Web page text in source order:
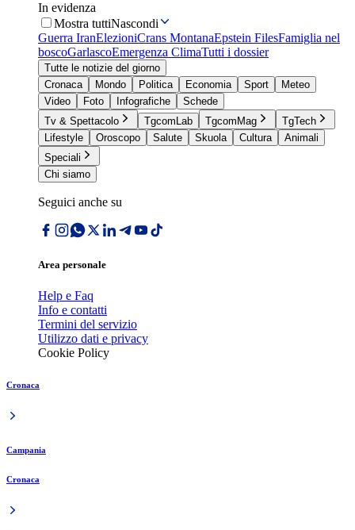
In evidenza
Mostra tuttiNascondi
Guerra IranElezioniCrans MontanaEpstein FilesFamiglia nel
boscoGarlascoEmergenza ClimaTutti i dossier
Tutte le notizie del giorno
Cronaca
Mondo Politica Economia Sport
Meteo
Video
Foto Infografiche
Schede
Tv & Spettacolo
TgcomLab TgcomMag
TgTech
Lifestyle
Oroscopo Salute Skuola Cultura
Animali
Speciali
Chi siamo
Seguici anche su
Area personale
Help e Faq
Info e contatti
Termini del servizio
Utilizzo dati e privacy
Cookie Policy
Cronaca
Campania
Cronaca